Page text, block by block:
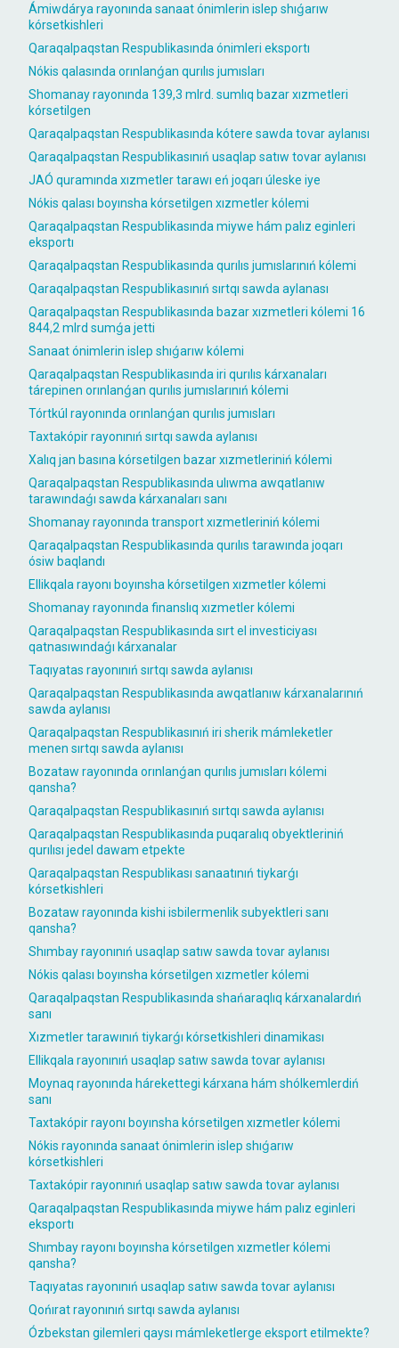
Ámiwdárya rayonında sanaat ónimlerin islep shıǵarıw
kórsetkishleri
Qaraqalpaqstan Respublikasında ónimleri eksportı
Nókis qalasında orınlanǵan qurılıs jumısları
Shomanay rayonında 139,3 mlrd. sumlıq bazar xızmetleri
kórsetilgen
Qaraqalpaqstan Respublikasında kótere sawda tovar aylanısı
Qaraqalpaqstan Respublikasınıń usaqlap satıw tovar aylanısı
JAÓ quramında xızmetler tarawı eń joqarı úleske iye
Nókis qalası boyınsha kórsetilgen xızmetler kólemi
Qaraqalpaqstan Respublikasında miywe hám palız eginleri
eksportı
Qaraqalpaqstan Respublikasında qurılıs jumıslarınıń kólemi
Qaraqalpaqstan Respublikasınıń sırtqı sawda aylanası
Qaraqalpaqstan Respublikasında bazar xızmetleri kólemi 16
844,2 mlrd sumǵa jetti
Sanaat ónimlerin islep shıǵarıw kólemi
Qaraqalpaqstan Respublikasında iri qurılıs kárxanaları
tárepinen orınlanǵan qurılıs jumıslarınıń kólemi
Tórtkúl rayonında orınlanǵan qurılıs jumısları
Taxtakópir rayonınıń sırtqı sawda aylanısı
Xalıq jan basına kórsetilgen bazar xızmetleriniń kólemi
Qaraqalpaqstan Respublikasında ulıwma awqatlanıw
tarawındaǵı sawda kárxanaları sanı
Shomanay rayonında transport xızmetleriniń kólemi
Qaraqalpaqstan Respublikasında qurılıs tarawında joqarı
ósiw baqlandı
Ellikqala rayonı boyınsha kórsetilgen xızmetler kólemi
Shomanay rayonında finanslıq xızmetler kólemi
Qaraqalpaqstan Respublikasında sırt el investiciyası
qatnasıwındaǵı kárxanalar
Taqıyatas rayonınıń sırtqı sawda aylanısı
Qaraqalpaqstan Respublikasında awqatlanıw kárxanalarınıń
sawda aylanısı
Qaraqalpaqstan Respublikasınıń iri sherik mámleketler
menen sırtqı sawda aylanısı
Bozataw rayonında orınlanǵan qurılıs jumısları kólemi
qansha?
Qaraqalpaqstan Respublikasınıń sırtqı sawda aylanısı
Qaraqalpaqstan Respublikasında puqaralıq obyektleriniń
qurılısı jedel dawam etpekte
Qaraqalpaqstan Respublikası sanaatınıń tiykarǵı
kórsetkishleri
Bozataw rayonında kishi isbilermenlik subyektleri sanı
qansha?
Shımbay rayonınıń usaqlap satıw sawda tovar aylanısı
Nókis qalası boyınsha kórsetilgen xızmetler kólemi
Qaraqalpaqstan Respublikasında shańaraqlıq kárxanalardıń
sanı
Xızmetler tarawınıń tiykarǵı kórsetkishleri dinamikası
Ellikqala rayonınıń usaqlap satıw sawda tovar aylanısı
Moynaq rayonında hárekettegi kárxana hám shólkemlerdiń
sanı
Taxtakópir rayonı boyınsha kórsetilgen xızmetler kólemi
Nókis rayonında sanaat ónimlerin islep shıǵarıw
kórsetkishleri
Taxtakópir rayonınıń usaqlap satıw sawda tovar aylanısı
Qaraqalpaqstan Respublikasında miywe hám palız eginleri
eksportı
Shımbay rayonı boyınsha kórsetilgen xızmetler kólemi
qansha?
Taqıyatas rayonınıń usaqlap satıw sawda tovar aylanısı
Qońırat rayonınıń sırtqı sawda aylanısı
Ózbekstan gilemleri qaysı mámleketlerge eksport etilmekte?